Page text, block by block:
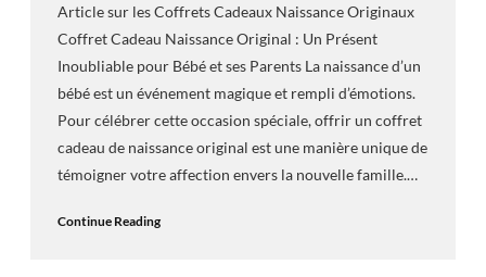
Article sur les Coffrets Cadeaux Naissance Originaux
Coffret Cadeau Naissance Original : Un Présent
Inoubliable pour Bébé et ses Parents La naissance d’un
bébé est un événement magique et rempli d’émotions.
Pour célébrer cette occasion spéciale, offrir un coffret
cadeau de naissance original est une manière unique de
témoigner votre affection envers la nouvelle famille.…
Continue Reading